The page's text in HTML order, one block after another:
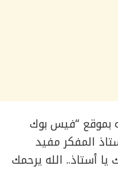
بموقع “فيس بوك
المفكر مفيد
أستاذ.. الله يرحمك